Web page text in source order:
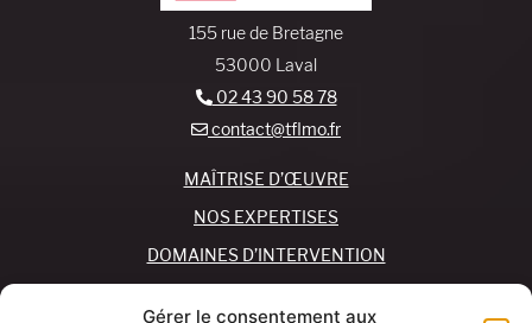
Gérer le consentement aux
155 rue de Bretagne
53000 Laval
02 43 90 58 78
contact@tflmo.fr
MAÎTRISE D’ŒUVRE
NOS EXPERTISES
DOMAINES D’INTERVENTION